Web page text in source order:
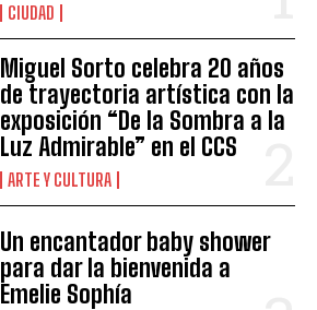
CIUDAD
Miguel Sorto celebra 20 años
de trayectoria artística con la
exposición “De la Sombra a la
Luz Admirable” en el CCS
ARTE Y CULTURA
Un encantador baby shower
para dar la bienvenida a
Emelie Sophía